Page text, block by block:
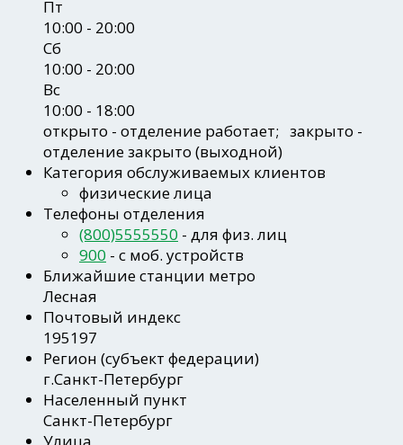
Пт
10:00 - 20:00
Сб
10:00 - 20:00
Вс
10:00 - 18:00
открыто - отделение работает; закрыто -
отделение закрыто (выходной)
Категория обслуживаемых клиентов
физические лица
Телефоны отделения
(800)5555550 - для физ. лиц
900 - c моб. устройств
Ближайшие станции метро
Лесная
Почтовый индекс
195197
Регион (субъект федерации)
г.Санкт-Петербург
Населенный пункт
Санкт-Петербург
Улица